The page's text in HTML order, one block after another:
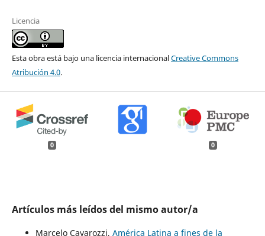
Licencia
Esta obra está bajo una licencia internacionalCreative Commons
Atribución 4.0.
0 0
Artículos más leídos del mismo autor/a
Marcelo Cavarozzi, América Latina a fines de la